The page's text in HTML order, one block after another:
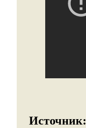
Источник: